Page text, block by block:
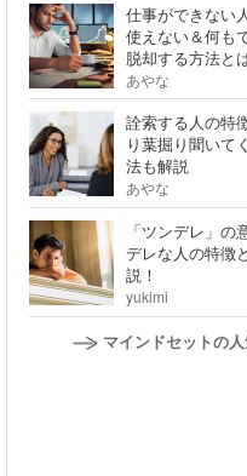
仕事ができない
使えない＆何も
脱却する方法と
あやな
詮索する人の特
り葉掘り聞いて
法も解説
あやな
「ツンデレ」の
デレな人の特徴
説！
yukimi
マインドセットの